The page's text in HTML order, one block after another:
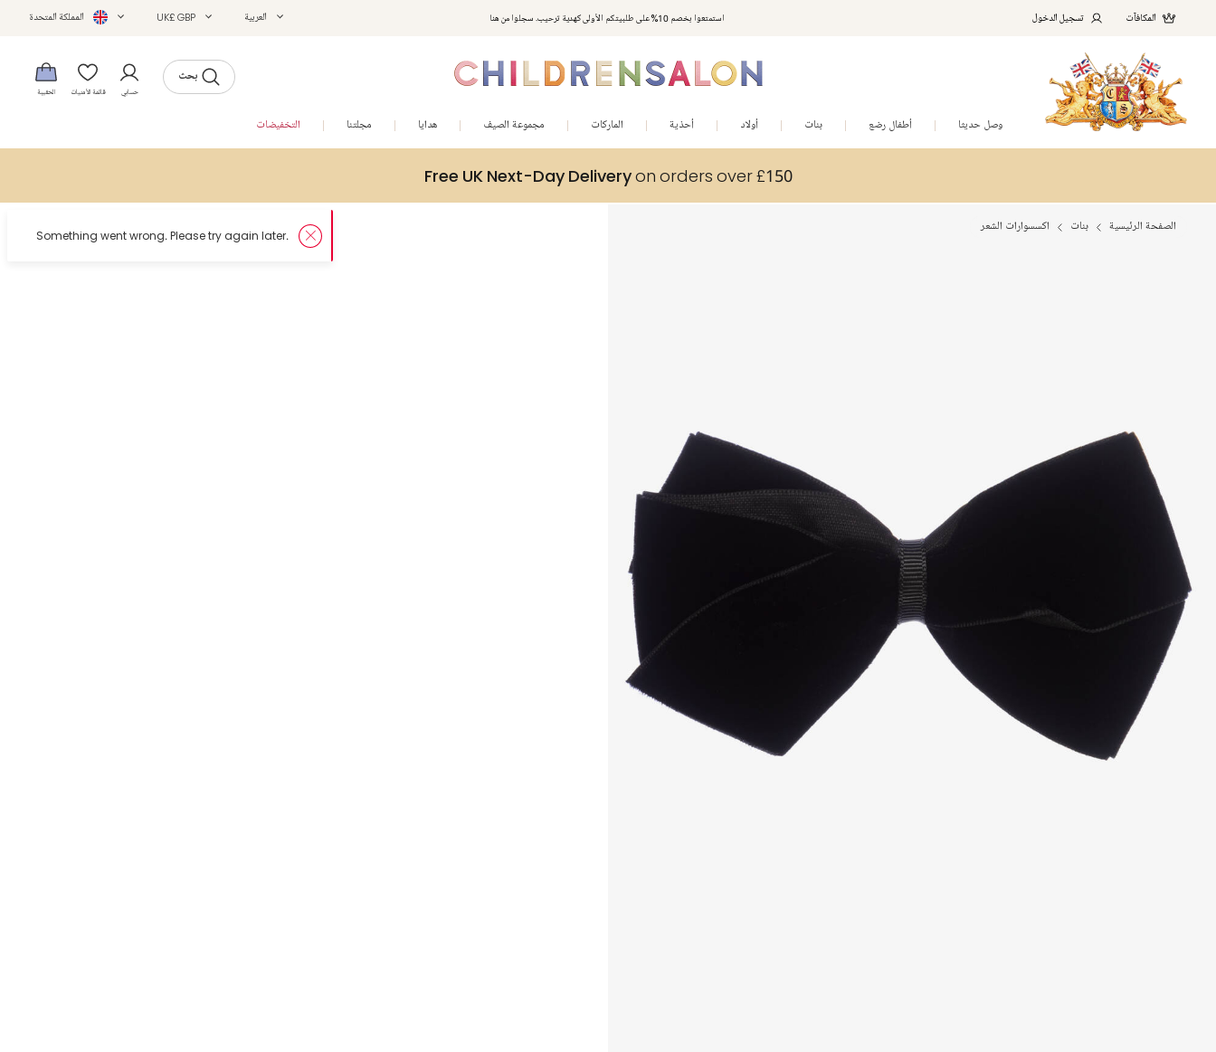
استمتعوا بخصم 10% على طلبيتكم الأولى كهدية ترحيب. سجلوا من هنا المكافآت تسجيل الدخول العربية UK£ GBP المملكة المتحدة
بحث
حسابي قائمة الأمنيات الحقيبة
وصل حديثا أطفال رضع بنات أولاد أحذية الماركات مجموعة الصيف هدايا مجلتنا التخفيضات
Free UK Next-Day Deliveryon orders over £150
الصفحة الرئيسية بنات اكسسوارات الشعر